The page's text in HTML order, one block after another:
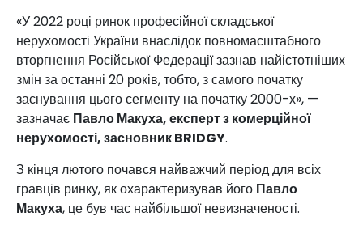
«У 2022 році ринок професійної складської
нерухомості України внаслідок повномасштабного
вторгнення Російської Федерації зазнав найістотніших
змін за останні 20 років, тобто, з самого початку
заснування цього сегменту на початку 2000-х», —
зазначає Павло Макуха, експерт з комерційної
нерухомості, засновник BRIDGY.
З кінця лютого почався найважчий період для всіх
гравців ринку, як охарактеризував його Павло
Макуха, це був час найбільшої невизначеності.